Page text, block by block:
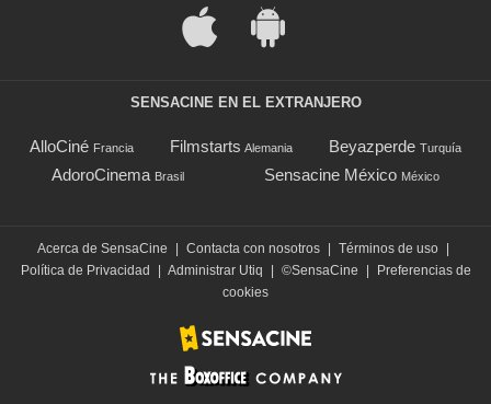
SENSACINE EN EL EXTRANJERO
AlloCiné Francia Filmstarts Alemania Beyazperde Turquía
AdoroCinema Brasil Sensacine México México
Acerca de SensaCine | Contacta con nosotros | Términos de uso |
Política de Privacidad
| Administrar Utiq | ©SensaCine |
Preferencias de
cookies